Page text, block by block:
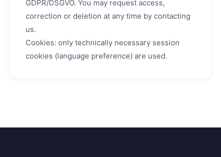
GDPR/DSGVO. You may request access,
correction or deletion at any time by contacting
us.
Cookies: only technically necessary session
cookies (language preference) are used.